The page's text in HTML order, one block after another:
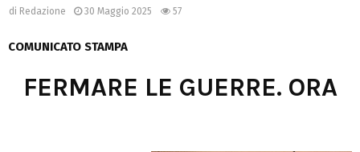
di Redazione 30 Maggio 2025 57
COMUNICATO STAMPA
FERMARE LE GUERRE. ORA